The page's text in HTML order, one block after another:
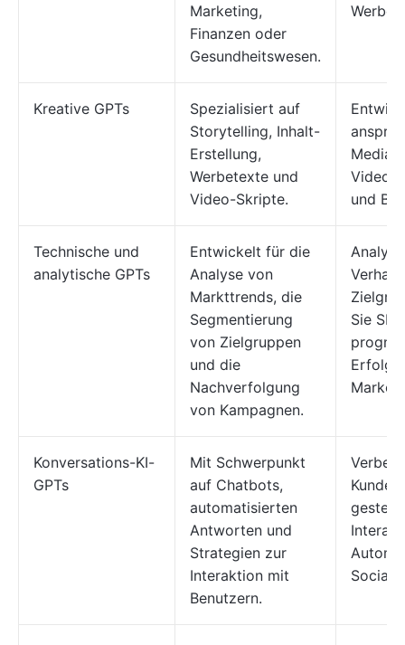
Marketing,
Finanzen oder
Gesundheitswesen.
Kreative GPTs
Spezialisiert auf
Storytelling, Inhalt-
Erstellung,
Werbetexte und
Video-Skripte.
Media-
Videos
und
Technische und
analytische GPTs
Entwickelt für die
Analyse von
Markttrends, die
Segmentierung
von Zielgruppen
und die
Nachverfolgung
von Kampagnen.
Sie
Erfolg
Konversations-KI-
GPTs
Mit Schwerpunkt
auf Chatbots,
automatisierten
Antworten und
Strategien zur
Interaktion mit
Benutzern.
Social-